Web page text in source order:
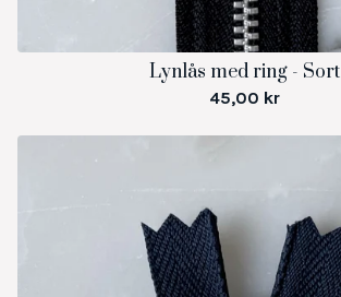
Lynlås med ring - Sort
45,00 kr